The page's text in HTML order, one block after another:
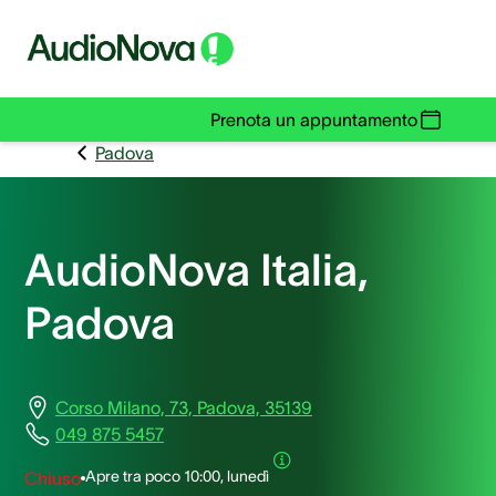
Prenota un appuntamento
Padova
AudioNova Italia,
Padova
Corso Milano, 73, Padova, 35139
049 875 5457
Chiuso Apre tra poco 10:00, lunedì